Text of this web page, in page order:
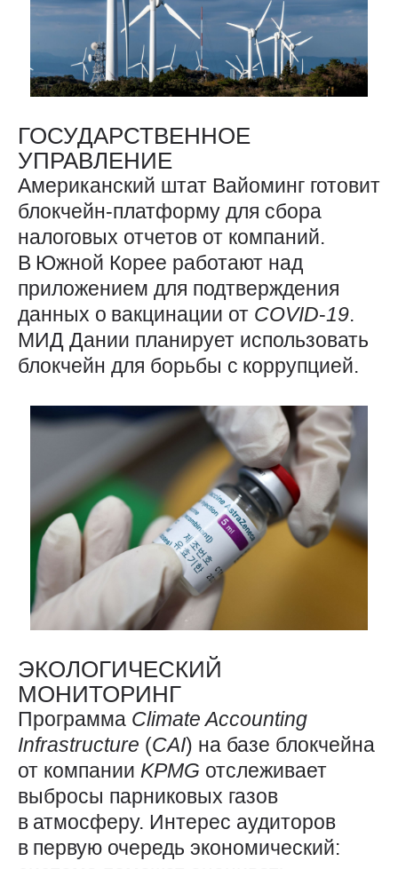
ГОСУДАРСТВЕННОЕ
УПРАВЛЕНИЕ
Американский штат Вайоминг готовит
блокчейн-платформу для сбора
налоговых отчетов от компаний.
В Южной Корее работают над
приложением для подтверждения
данных о вакцинации от COVID‑19.
МИД Дании планирует использовать
блокчейн для борьбы с коррупцией.
ЭКОЛОГИЧЕСКИЙ
МОНИТОРИНГ
Программа ClimateAccounting
Infrastructure (CAI) на базе блокчейна
от компании KPMG отслеживает
выбросы парниковых газов
в атмосферу. Интерес аудиторов
в первую очередь экономический: